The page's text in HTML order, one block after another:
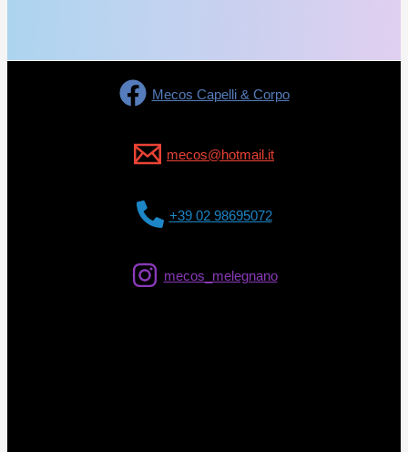
Mecos Capelli & Corpo
mecos@hotmail.it
+39 02 98695072
mecos_melegnano